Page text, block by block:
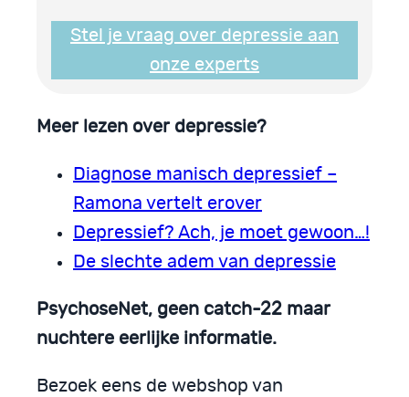
Stel je vraag over depressie aan
onze experts
Meer lezen over depressie?
Diagnose manisch depressief –
Ramona vertelt erover
Depressief? Ach, je moet gewoon…!
De slechte adem van depressie
PsychoseNet, geen catch-22 maar
nuchtere eerlijke informatie.
Bezoek eens de webshop van